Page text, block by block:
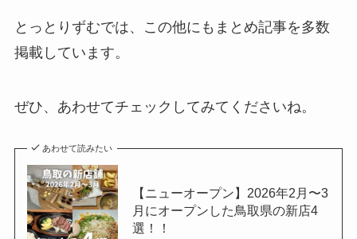
とっとりずむでは、この他にもまとめ記事を多数
掲載しています。
ぜひ、あわせてチェックしてみてくださいね。
あわせて読みたい
【ニューオープン】2026年2月〜3
月にオープンした鳥取県の新店4
選！！